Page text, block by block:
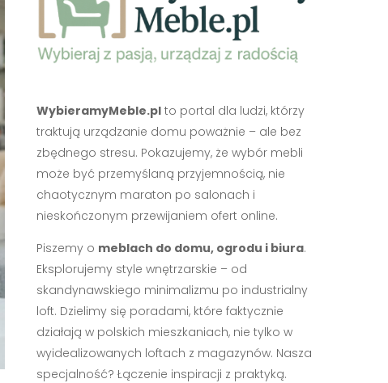
WybieramyMeble.plto portal dla ludzi, którzy
traktują urządzanie domu poważnie – ale bez
zbędnego stresu. Pokazujemy, że wybór mebli
może być przemyślaną przyjemnością, nie
chaotycznym maraton po salonach i
nieskończonym przewijaniem ofert online.
Piszemy o meblach do domu, ogrodu i biura.
Eksplorujemy style wnętrzarskie – od
skandynawskiego minimalizmu po industrialny
loft. Dzielimy się poradami, które faktycznie
działają w polskich mieszkaniach, nie tylko w
wyidealizowanych loftach z magazynów. Nasza
specjalność? Łączenie inspiracji z praktyką.